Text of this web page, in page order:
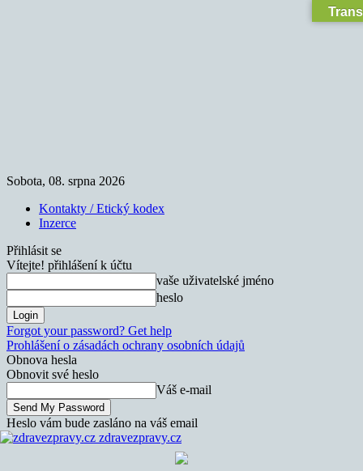
Sobota, 08. srpna 2026
Kontakty / Etický kodex
Inzerce
Přihlásit se
Vítejte! přihlášení k účtu
vaše uživatelské jméno
heslo
Forgot your password? Get help
Prohlášení o zásadách ochrany osobních údajů
Obnova hesla
Obnovit své heslo
Váš e-mail
Heslo vám bude zasláno na váš email
zdravezpravy.cz